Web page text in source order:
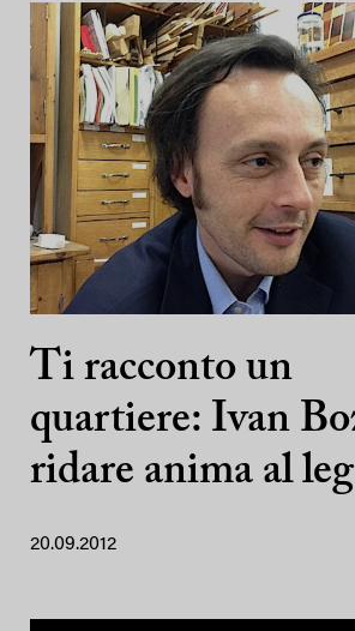
Ti racconto un
quartiere: Ivan
ridare anima al
20.09.2012